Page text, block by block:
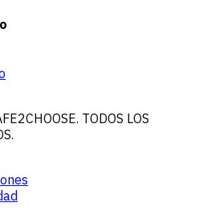
TODOS LOS